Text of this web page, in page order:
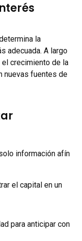
la
adecuada. A largo
el crecimiento de la
nuevas fuentes de
información afín
el capital en un
para anticipar con